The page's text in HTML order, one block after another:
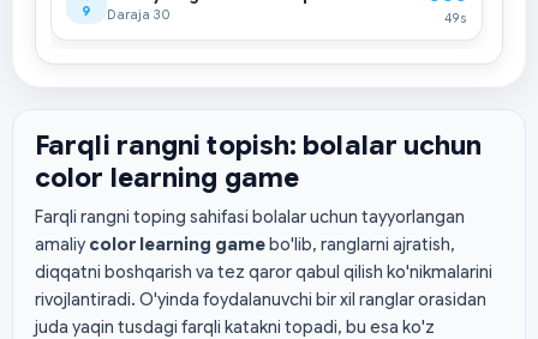
9 Daraja 30 49s
Farqli rangni topish: bolalar uchun
color learning game
Farqli rangni toping sahifasi bolalar uchun tayyorlangan
amaliy color learning gamebo'lib, ranglarni ajratish,
diqqatni boshqarish va tez qaror qabul qilish ko'nikmalarini
rivojlantiradi. O'yinda foydalanuvchi bir xil ranglar orasidan
juda yaqin tusdagi farqli katakni topadi, bu esa ko'z